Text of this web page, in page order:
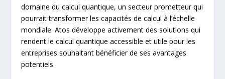
domaine du calcul quantique, un secteur prometteur qui
pourrait transformer les capacités de calcul à l’échelle
mondiale. Atos développe activement des solutions qui
rendent le calcul quantique accessible et utile pour les
entreprises souhaitant bénéficier de ses avantages
potentiels.